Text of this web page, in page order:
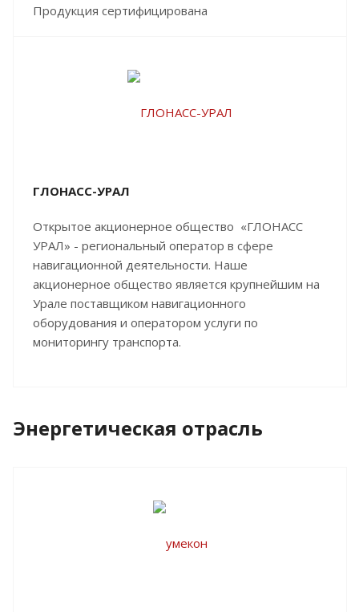
Продукция сертифицирована
ГЛОНАСС-УРАЛ
Открытое акционерное общество «ГЛОНАСС
УРАЛ» - региональный оператор в сфере
навигационной деятельности. Наше
акционерное общество является крупнейшим на
Урале поставщиком навигационного
оборудования и оператором услуги по
мониторингу транспорта.
Энергетическая отрасль